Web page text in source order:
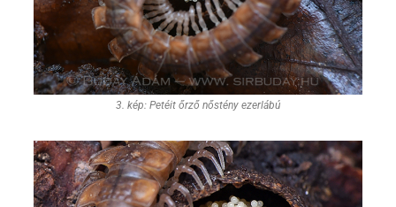
3. kép: Petéit őrző nőstény ezerlábú